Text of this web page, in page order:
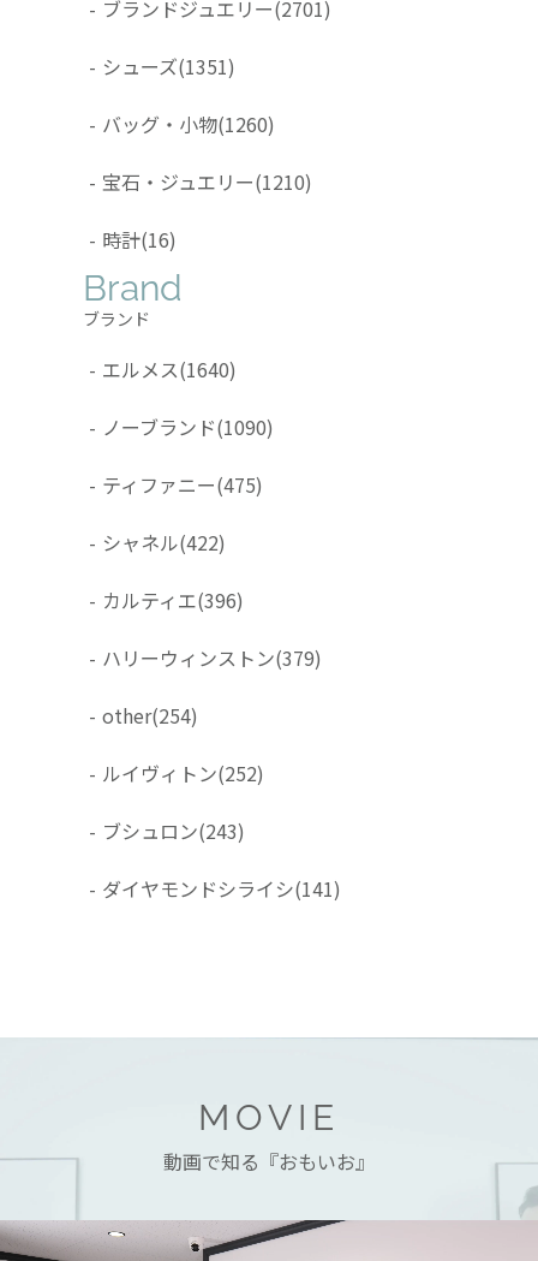
- ブランドジュエリー(2701)
- シューズ(1351)
- バッグ・小物(1260)
- 宝石・ジュエリー(1210)
- 時計(16)
Brand
ブランド
- エルメス(1640)
- ノーブランド(1090)
- ティファニー(475)
- シャネル(422)
- カルティエ(396)
- ハリーウィンストン(379)
- other(254)
- ルイヴィトン(252)
- ブシュロン(243)
- ダイヤモンドシライシ(141)
MOVIE
動画で知る『おもいお』